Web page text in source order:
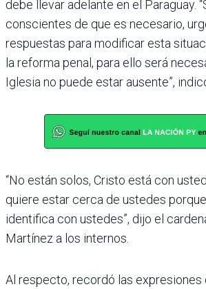
debe lle­var adelante en el Paraguay.
conscientes de que es necesario,
respuestas para modifi­car esta
la reforma penal, para ello será
Iglesia no puede estar ausente”,
“No están solos, Cristo está con
quiere estar cerca de ustedes
identifica con uste­des”, dijo el
Martínez a los internos.
Al respecto, recordó las expresiones